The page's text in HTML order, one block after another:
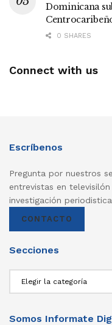
Dominicana
0 SHARES
Connect with us
Escríbenos
Pregunta por nuestros
entrevistas en
investigación
CONTACTO
Secciones
Somos Informate